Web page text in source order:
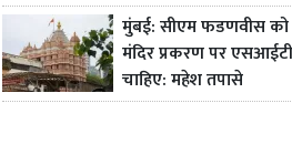
मुंबई: सीएम फडणवीस को
मंदिर प्रकरण पर
चाहिए: महेश तपासे